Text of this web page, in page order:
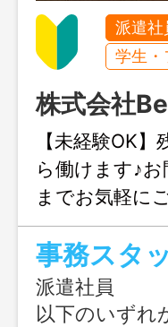
派遣社
学生・
株式会社
【未経験OK
ら働けます♪
までお気軽に
事務スタ
派遣社員
以下のいず